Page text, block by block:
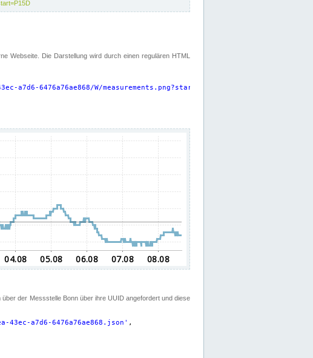
Webseite. Die Darstellung wird durch einen regulären HTML
6476a76ae868/W/measurements.png?start=P15D&width=925&height=220
der Messstelle Bonn über ihre UUID angefordert und diese
a7d6-6476a76ae868.json ' ,